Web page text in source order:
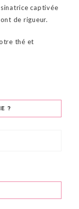
captivée
de rigueur.
thé et
?